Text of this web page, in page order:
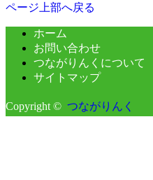
ページ上部へ戻る
ホーム
お問い合わせ
つながりんくについて
サイトマップ
Copyright © つながりんく